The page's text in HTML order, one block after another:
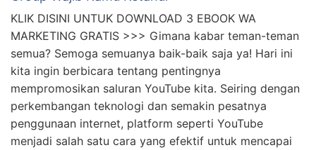
KLIK DISINI UNTUK DOWNLOAD 3 EBOOK WA
MARKETING GRATIS >>> Gimana kabar teman-teman
semua? Semoga semuanya baik-baik saja ya! Hari ini
kita ingin berbicara tentang pentingnya
mempromosikan saluran YouTube kita. Seiring dengan
perkembangan teknologi dan semakin pesatnya
penggunaan internet, platform seperti YouTube
menjadi salah satu cara yang efektif untuk mencapai